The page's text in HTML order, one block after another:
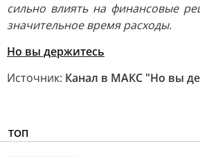
сильно влиять на финансовые
значительное время расходы.
Но вы держитесь
Источник: Канал в МАКС "Но вы
ТОП